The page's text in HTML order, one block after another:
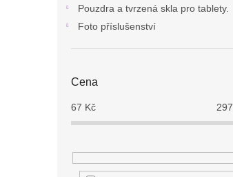
Pouzdra a tvrzená skla pro tablety.
Foto příslušenství
Cena
67 Kč 297